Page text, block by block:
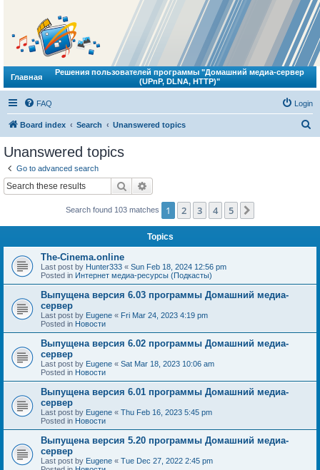
Главная
Решения пользователей программы "Домашний медиа-сервер
(UPnP, DLNA, HTTP)"
FAQ Login
Board index Search Unanswered topics
Unanswered topics
Go to advanced search
Search
Search found 103 matches 1 2 3 4 5
Topics
The-Cinema.online
Last post by Hunter333 « Sun Feb 18, 2024 12:56 pm
Posted in Интернет медиа-ресурсы (Подкасты)
Выпущена версия 6.03 программы Домашний медиа-
сервер
Last post by Eugene « Fri Mar 24, 2023 4:19 pm
Posted in Новости
Выпущена версия 6.02 программы Домашний медиа-
сервер
Last post by Eugene « Sat Mar 18, 2023 10:06 am
Posted in Новости
Выпущена версия 6.01 программы Домашний медиа-
сервер
Last post by Eugene « Thu Feb 16, 2023 5:45 pm
Posted in Новости
Выпущена версия 5.20 программы Домашний медиа-
сервер
Last post by Eugene « Tue Dec 27, 2022 2:45 pm